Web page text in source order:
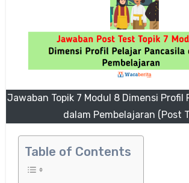
Jawaban Topik 7 Modul 8 Dimensi Profil
dalam Pembelajaran (Post
Table of Contents